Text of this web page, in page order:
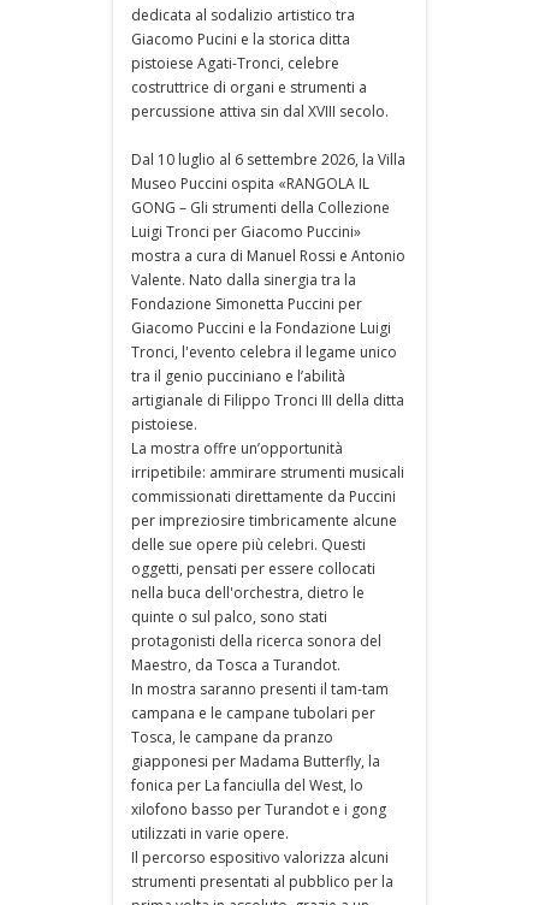
dedicata al sodalizio artistico tra
Giacomo Pucini e la storica ditta
pistoiese Agati-Tronci, celebre
costruttrice di organi e strumenti a
percussione attiva sin dal XVIII secolo.
Dal 10 luglio al 6 settembre 2026, la Villa
Museo Puccini ospita «RANGOLA IL
GONG – Gli strumenti della Collezione
Luigi Tronci per Giacomo Puccini»
mostra a cura di Manuel Rossi e Antonio
Valente. Nato dalla sinergia tra la
Fondazione Simonetta Puccini per
Giacomo Puccini e la Fondazione Luigi
Tronci, l'evento celebra il legame unico
tra il genio pucciniano e l’abilità
artigianale di Filippo Tronci III della ditta
pistoiese.
La mostra offre un’opportunità
irripetibile: ammirare strumenti musicali
commissionati direttamente da Puccini
per impreziosire timbricamente alcune
delle sue opere più celebri. Questi
oggetti, pensati per essere collocati
nella buca dell'orchestra, dietro le
quinte o sul palco, sono stati
protagonisti della ricerca sonora del
Maestro, da Tosca a Turandot.
In mostra saranno presenti il tam-tam
campana e le campane tubolari per
Tosca, le campane da pranzo
giapponesi per Madama Butterfly, la
fonica per La fanciulla del West, lo
xilofono basso per Turandot e i gong
utilizzati in varie opere.
Il percorso espositivo valorizza alcuni
strumenti presentati al pubblico per la